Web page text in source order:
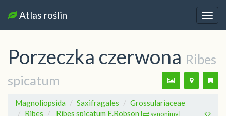
Atlas roślin
Porzeczka czerwona Ribes
spicatum
Magnoliopsida Saxifragales
Grossulariaceae
Ribes
Ribes spicatum E.Robson [ synonimy]